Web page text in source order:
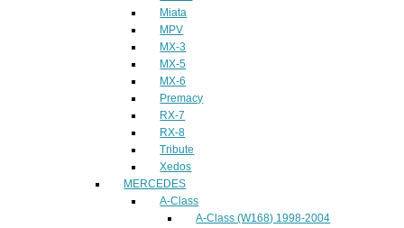
Miata
MPV
MX-3
MX-5
MX-6
Premacy
RX-7
RX-8
Tribute
Xedos
MERCEDES
A-Class
A-Class (W168) 1998-2004